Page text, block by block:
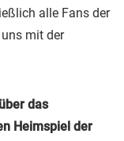
alle Fans der
mit der
das
Heimspiel der